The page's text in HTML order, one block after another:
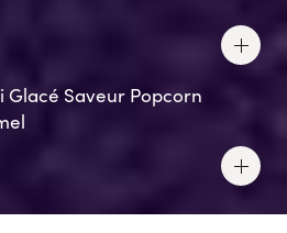
Glacé Saveur Popcorn